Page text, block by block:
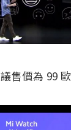
售價為 99